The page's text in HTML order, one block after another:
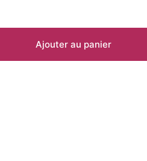
Ajouter au panier